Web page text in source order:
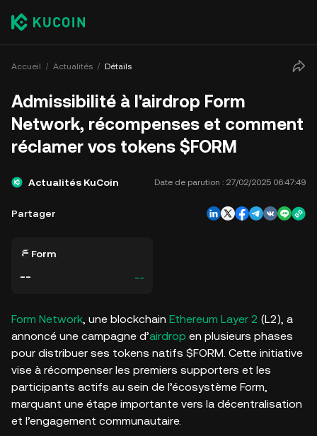
Accueil Actualités Détails
Admissibilité à l'airdrop Form
Network, récompenses et comment
réclamer vos tokens $FORM
Actualités KuCoin Date de parution : 27/02/2025 06:47:49
Partager
Form
-- --
Form Network, une blockchain Ethereum Layer 2 (L2), a
annoncé une campagne d’airdrop en plusieurs phases
pour distribuer ses tokens natifs $FORM. Cette initiative
vise à récompenser les premiers supporters et les
participants actifs au sein de l’écosystème Form,
marquant une étape importante vers la décentralisation
et l’engagement communautaire.